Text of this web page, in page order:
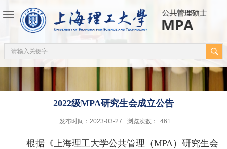
2022级MPA研究生会成立公告
发布时间：2023-03-27 浏览次数： 461
根据《上海理工大学公共管理（MPA）研究生会